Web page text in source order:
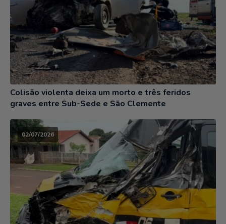
Colisão violenta deixa um morto e três feridos
graves entre Sub-Sede e São Clemente
02/07/2026